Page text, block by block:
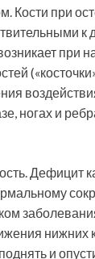
Кости при
к
при
ногах и
Дефицит
нижних
и